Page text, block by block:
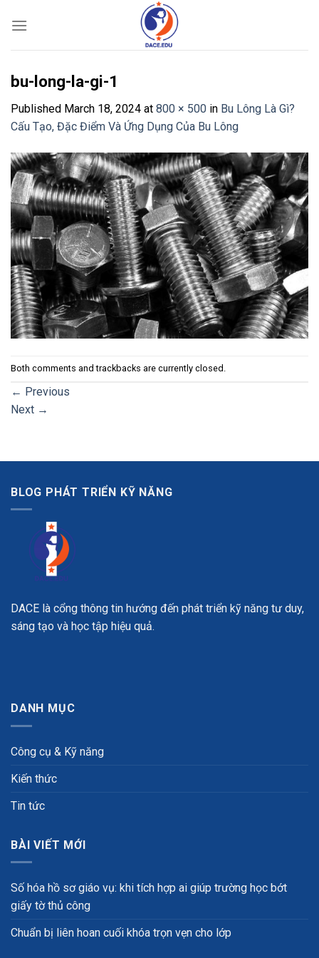
bu-long-la-gi-1
Published March 18, 2024 at 800 × 500 in Bu Lông Là Gì?
Cấu Tạo, Đặc Điểm Và Ứng Dụng Của Bu Lông
Both comments and trackbacks are currently closed.
← Previous
Next →
BLOG PHÁT TRIỂN KỸ NĂNG
DACE là cổng thông tin hướng đến phát triển kỹ năng tư duy,
sáng tạo và học tập hiệu quả.
DANH MỤC
Công cụ & Kỹ năng
Kiến thức
Tin tức
BÀI VIẾT MỚI
Số hóa hồ sơ giáo vụ: khi tích hợp ai giúp trường học bớt
giấy tờ thủ công
Chuẩn bị liên hoan cuối khóa trọn vẹn cho lớp